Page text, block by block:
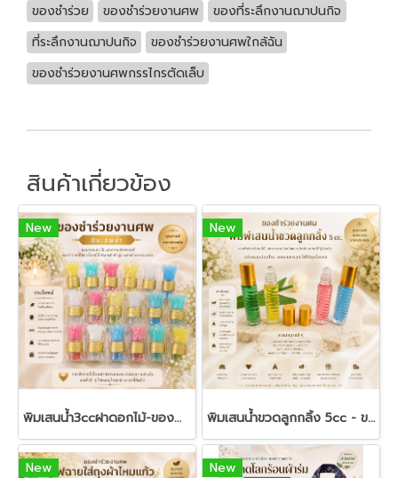
ของชำร่วย ของชำร่วยงานศพ
ของที่ระลึกงานฌาปนกิจ
ที่ระลึกงานฌาปนกิจ
ของชำร่วยงานศพใกล้ฉัน
ของชำร่วยงานศพกรรไกรตัดเล็บ
สินค้าเกี่ยวข้อง
New
พิมเสนน้ำ3ccฝาดอกไม้-ของชำร่วยงานศพ
New
พิมเสนน้ำขวดลูกกลิ้ง 5cc - ของชำร่วยงานศพ
New New